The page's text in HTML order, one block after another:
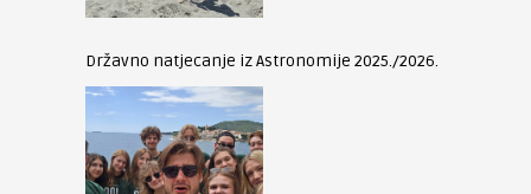
Državno natjecanje iz Astronomije 2025./2026.